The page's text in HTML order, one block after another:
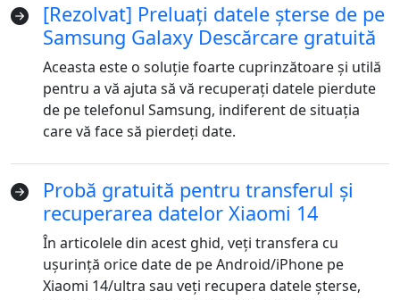
[Rezolvat] Preluați datele șterse de pe
Samsung Galaxy Descărcare gratuită
Aceasta este o soluție foarte cuprinzătoare și utilă
pentru a vă ajuta să vă recuperați datele pierdute
de pe telefonul Samsung, indiferent de situația
care vă face să pierdeți date.
Probă gratuită pentru transferul și
recuperarea datelor Xiaomi 14
În articolele din acest ghid, veți transfera cu
ușurință orice date de pe Android/iPhone pe
Xiaomi 14/ultra sau veți recupera datele șterse,